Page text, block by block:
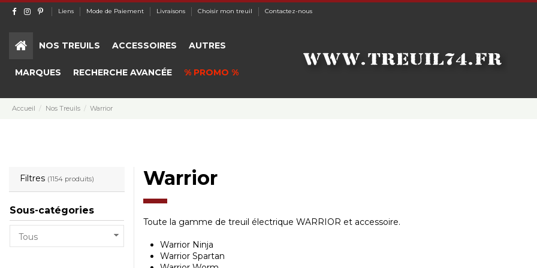
Liens Mode de Paiement Livraisons Choisir mon treuil Contactez-nous
NOS TREUILS ACCESSOIRES AUTRES
MARQUES RECHERCHE AVANCÉE % PROMO %
Accueil Nos Treuils Warrior
Warrior
Toute la gamme de treuil électrique WARRIOR et accessoire.
Warrior Ninja
Warrior Spartan
Filtres (1154 produits)
Sous-catégories